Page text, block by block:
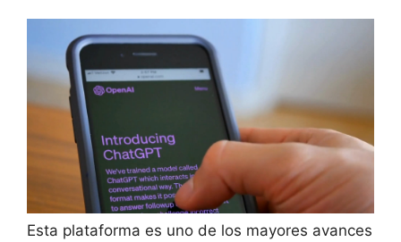
Esta plataforma es uno de los mayores avances